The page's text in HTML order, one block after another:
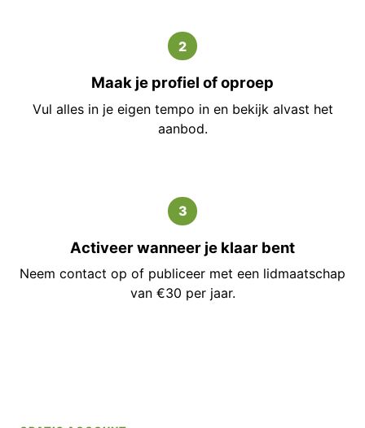
2
Maak je profiel of oproep
Vul alles in je eigen tempo in en bekijk alvast het
aanbod.
3
Activeer wanneer je klaar bent
Neem contact op of publiceer met een lidmaatschap
van €30 per jaar.